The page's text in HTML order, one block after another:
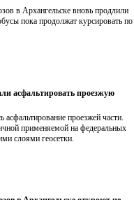
в Архангельске вновь продлили
пока продолжат курсировать по
асфальтировать проезжую
проезжей части.
применяемой на федеральных
слоями геосетки.